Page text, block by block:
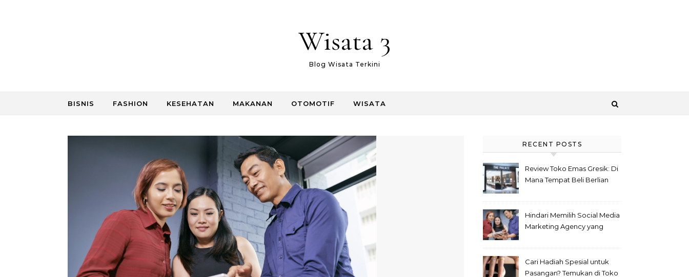
Wisata 3
Blog Wisata Terkini
BISNIS FASHION KESEHATAN MAKANAN OTOMOTIF WISATA
RECENT POSTS
Review Toko Emas Gresik: Di
Mana Tempat Beli Berlian
Hindari Memilih Social Media
Marketing Agency yang
Cari Hadiah Spesial untuk
Pasangan? Temukan di Toko